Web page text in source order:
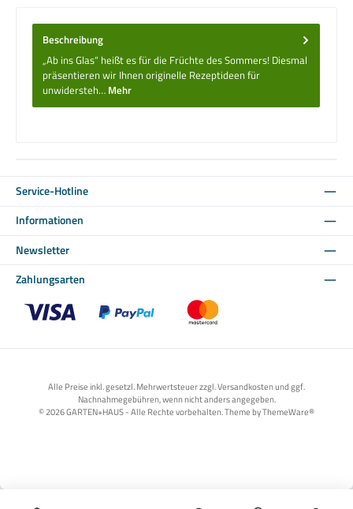
Beschreibung
„Ab ins Glas“ heißt es für die Früchte des ­Sommers! Diesmal
­präsentieren wir Ihnen ­originelle Rezeptideen für
unwidersteh… Mehr
Service-Hotline
Informationen
Newsletter
Zahlungsarten
Alle Preise inkl. gesetzl. Mehrwertsteuer zzgl. Versandkosten und ggf.
Nachnahmegebühren, wenn nicht anders angegeben.
© 2026 GARTEN+HAUS - Alle Rechte vorbehalten. Theme byThemeWare®